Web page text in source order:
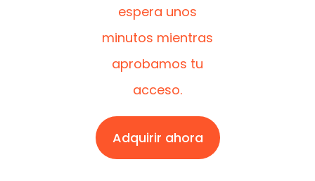
espera unos
minutos mientras
aprobamos tu
acceso.
Adquirir ahora